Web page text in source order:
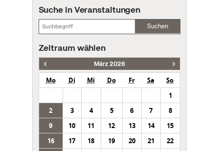
Suche in Veranstaltungen
Suchen
Zeitraum wählen
März 2026
Mo Di Mi Do Fr Sa
So
1
2
3 4 5 6 7
8
9
10 11 12 13 14
15
16
17 18 19 20 21
22